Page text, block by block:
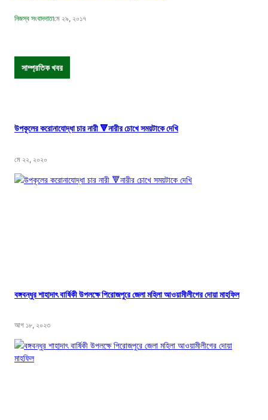
নিজস্ব সংবাদদাতামে ২৯, ২০১৭
সাম্প্রতিক খবর
উপকূলের করোনাযোদ্ধা চার নারী 🔻নারীর চোখে সময়টাকে দেখি
মে ২২, ২০২০
বঙ্গবন্ধুর শাহাদাৎ বার্ষিকী উপলক্ষে পিরোজপুরে জেলা মহিলা আওয়ামীলীগের দোয়া মাহফিল
আগ ১৮, ২০২৩